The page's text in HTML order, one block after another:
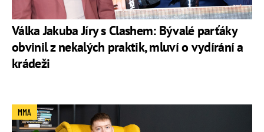
Válka Jakuba Jíry s Clashem: Bývalé parťáky
obvinil z nekalých praktik, mluví o vydírání a
krádeži
MMA